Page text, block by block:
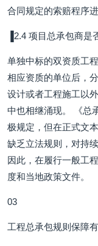
合同规定的索赔程序
▐2.4 项目总承包商
单独中标的双资质工
相应资质的单位后，
设计或者工程施工以
中也相继涌现。 《总
极规定，但在正式文
缺乏立法规则，对持
因此，在履行一般工
度和当地政策文件。
03
工程总承包规则保障